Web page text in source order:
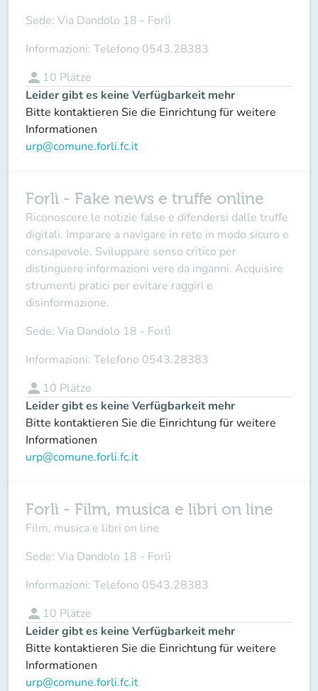
Sede: Via Dandolo 18 - Forlì
Informazioni: Telefono 0543.28383
person 10 Plätze
Leider gibt es keine Verfügbarkeit mehr
Bitte kontaktieren Sie die Einrichtung für weitere
Informationen
urp@comune.forli.fc.it
Forlì - Fake news e truffe online
Riconoscere le notizie false e difendersi dalle truffe
digitali. Imparare a navigare in rete in modo sicuro e
consapevole. Sviluppare senso critico per
distinguere informazioni vere da inganni. Acquisire
strumenti pratici per evitare raggiri e
disinformazione.
Sede: Via Dandolo 18 - Forlì
Informazioni: Telefono 0543.28383
person 10 Plätze
Leider gibt es keine Verfügbarkeit mehr
Bitte kontaktieren Sie die Einrichtung für weitere
Informationen
urp@comune.forli.fc.it
Forlì - Film, musica e libri on line
Film, musica e libri on line
Sede: Via Dandolo 18 - Forlì
Informazioni: Telefono 0543.28383
person 10 Plätze
Leider gibt es keine Verfügbarkeit mehr
Bitte kontaktieren Sie die Einrichtung für weitere
Informationen
urp@comune.forli.fc.it